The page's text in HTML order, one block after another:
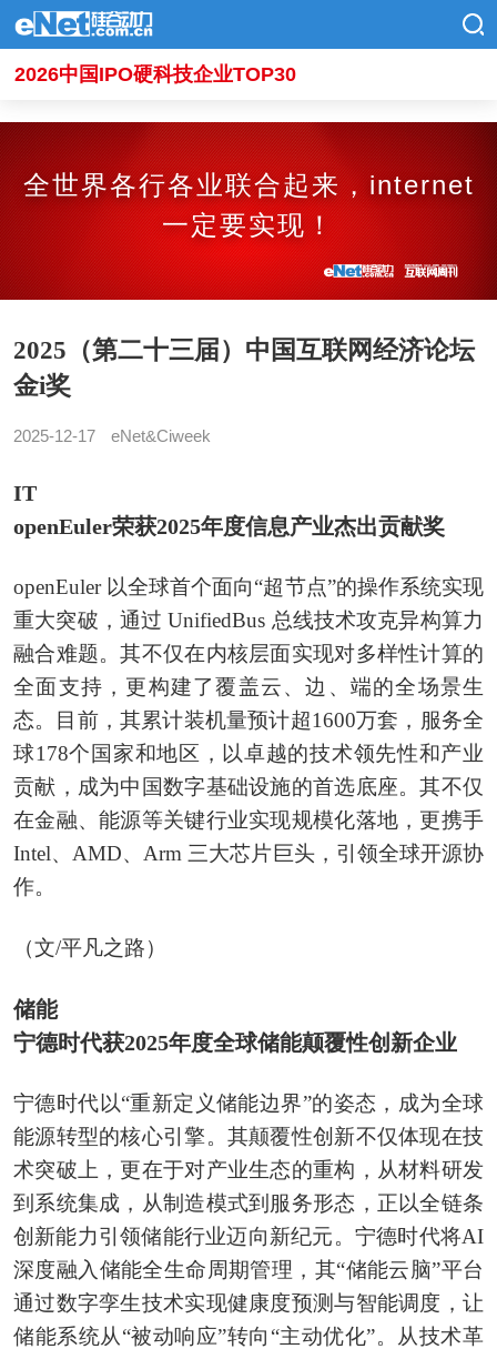
2026中国IPO硬科技企业TOP30
全世界各行各业联合起来，internet
一定要实现！
2025（第二十三届）中国互联网经济论坛
金i奖
2025-12-17 eNet&Ciweek
IT
openEuler荣获2025年度信息产业杰出贡献奖
openEuler 以全球首个面向“超节点”的操作系统实现
重大突破，通过 UnifiedBus 总线技术攻克异构算力
融合难题。其不仅在内核层面实现对多样性计算的
全面支持，更构建了覆盖云、边、端的全场景生
态。目前，其累计装机量预计超1600万套，服务全
球178个国家和地区，以卓越的技术领先性和产业
贡献，成为中国数字基础设施的首选底座。其不仅
在金融、能源等关键行业实现规模化落地，更携手
Intel、AMD、Arm 三大芯片巨头，引领全球开源协
作。
（文/平凡之路）
储能
宁德时代获2025年度全球储能颠覆性创新企业
宁德时代以“重新定义储能边界”的姿态，成为全球
能源转型的核心引擎。其颠覆性创新不仅体现在技
术突破上，更在于对产业生态的重构，从材料研发
到系统集成，从制造模式到服务形态，正以全链条
创新能力引领储能行业迈向新纪元。宁德时代将AI
深度融入储能全生命周期管理，其“储能云脑”平台
通过数字孪生技术实现健康度预测与智能调度，让
储能系统从“被动响应”转向“主动优化”。从技术革